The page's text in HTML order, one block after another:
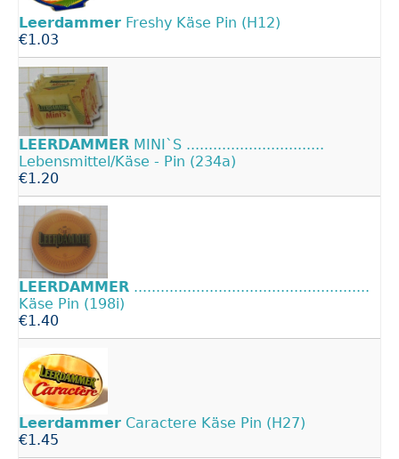
Leerdammer Freshy Käse Pin (H12)
€1.03
LEERDAMMER MINI`S ...............................
Lebensmittel/Käse - Pin (234a)
€1.20
LEERDAMMER .....................................................
Käse Pin (198i)
€1.40
Leerdammer Caractere Käse Pin (H27)
€1.45